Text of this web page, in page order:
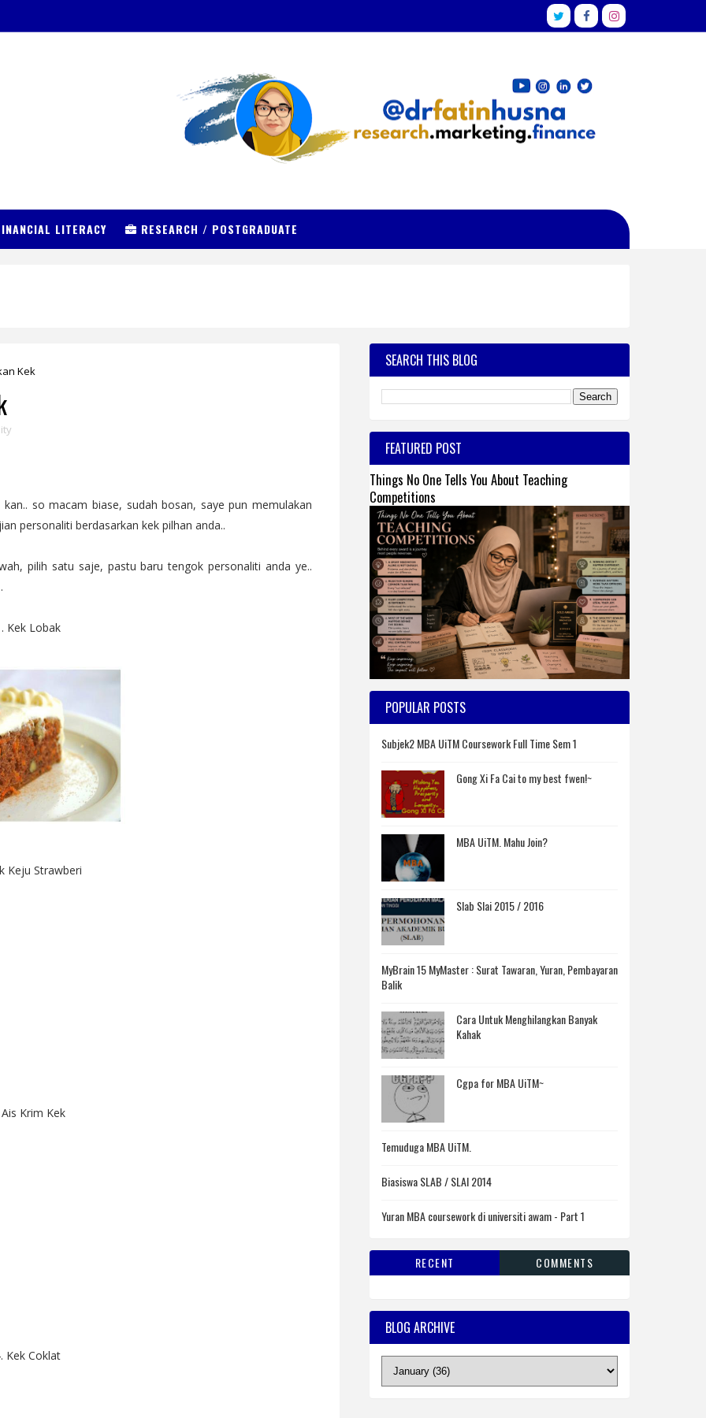
LITERACY RESEARCH / POSTGRADUATE
Kek
so macam biase, sudah bosan, saye pun memulakan
personaliti berdasarkan kek pilhan anda..
pilih satu saje, pastu baru tengok personaliti anda ye..
Kek Lobak
Keju Strawberi
Krim Kek
Kek Coklat
SEARCH THIS BLOG
FEATURED POST
Things No One Tells You About Teaching
Competitions
POPULAR POSTS
Subjek2 MBA UiTM Coursework Full Time Sem 1
Gong Xi Fa Cai to my best fwen!~
MBA UiTM. Mahu Join?
Slab Slai 2015 / 2016
MyBrain 15 MyMaster : Surat Tawaran, Yuran, Pembayaran
Balik
Cara Untuk Menghilangkan Banyak
Kahak
Cgpa for MBA UiTM~
Temuduga MBA UiTM.
Biasiswa SLAB / SLAI 2014
Yuran MBA coursework di universiti awam - Part 1
RECENT COMMENTS
BLOG ARCHIVE